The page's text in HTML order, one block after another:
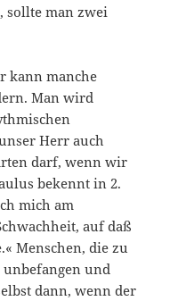
sollte man zwei
kann manche
Man wird
Herr auch
darf, wenn wir
bekennt in 2.
mich am
auf daß
Menschen, die zu
unbefangen und
dann, wenn der